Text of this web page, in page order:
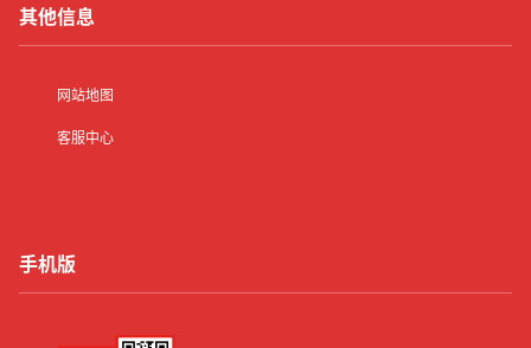
其他信息
网站地图
客服中心
手机版